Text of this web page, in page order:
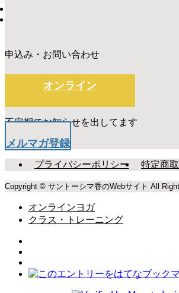
申込み・お問い合わせ
オンライン
不定期でお知らせを出してます
メルマガ登録
プライバシーポリシー 特定商
Copyright © サントーシマ香のWebサイト All
オンラインヨガ
クラス・トレーニング